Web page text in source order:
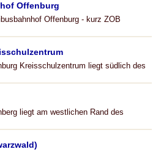
Offenburg
Offenburg - kurz ZOB
Kreisschulzentrum liegt südlich des
liegt am westlichen Rand des